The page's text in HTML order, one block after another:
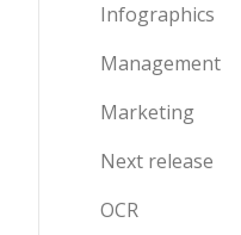
Infographics
Management
Marketing
Next release
OCR